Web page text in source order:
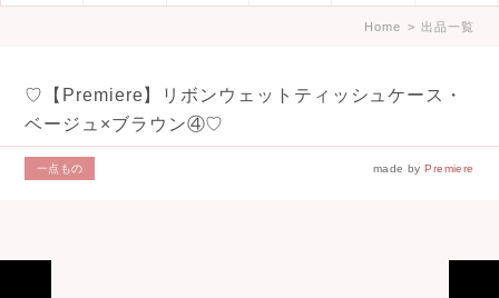
Home > 出品一覧
♡【Premiere】リボンウェットティッシュケース・
ベージュ×ブラウン④♡
一点もの made byPremiere